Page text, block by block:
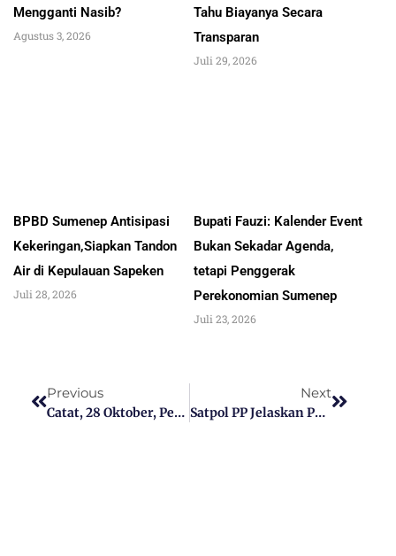
Mengganti Nasib?
Agustus 3, 2026
Tahu Biayanya Secara
Transparan
Juli 29, 2026
BPBD Sumenep Antisipasi
Kekeringan,Siapkan Tandon
Air di Kepulauan Sapeken
Juli 28, 2026
Bupati Fauzi: Kalender Event
Bukan Sekadar Agenda,
tetapi Penggerak
Perekonomian Sumenep
Juli 23, 2026
Previous
Catat, 28 Oktober, Pemkab Sumenep Gelar Prosesi Penobatan Arya Wiraraja Di “Kota Tua” Kalianget
Next
Satpol PP Jelaskan Peran Dan Proses Dalam Memberantas Rokok Ilegal